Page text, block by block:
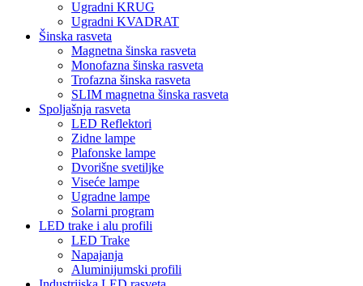
Ugradni KRUG
Ugradni KVADRAT
Šinska rasveta
Magnetna šinska rasveta
Monofazna šinska rasveta
Trofazna šinska rasveta
SLIM magnetna šinska rasveta
Spoljašnja rasveta
LED Reflektori
Zidne lampe
Plafonske lampe
Dvorišne svetiljke
Viseće lampe
Ugradne lampe
Solarni program
LED trake i alu profili
LED Trake
Napajanja
Aluminijumski profili